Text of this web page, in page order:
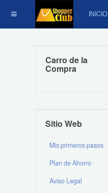
INICIO
Carro de la
Compra
Sitio Web
Mis primeros pasos
Plan de Ahorro
Aviso Legal